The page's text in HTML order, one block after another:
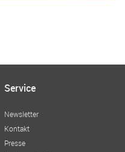
Service
Newsletter
Kontakt
Presse